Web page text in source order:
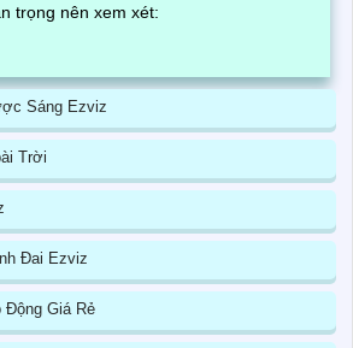
trọng nên xem xét:
Sáng Ezviz
Trời
Đai Ezviz
Động Giá Rẻ